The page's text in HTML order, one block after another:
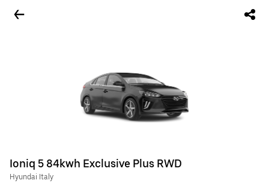
Ioniq 5 84kwh Exclusive Plus RWD
Hyundai Italy